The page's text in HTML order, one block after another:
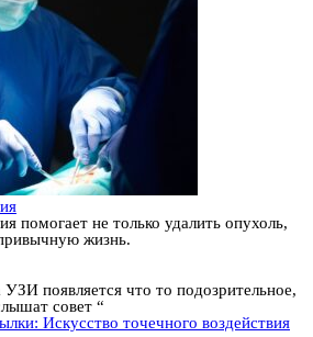
помогает не только удалить опухоль,
жизнь.
УЗИ появляется что то подозрительное,
совет “